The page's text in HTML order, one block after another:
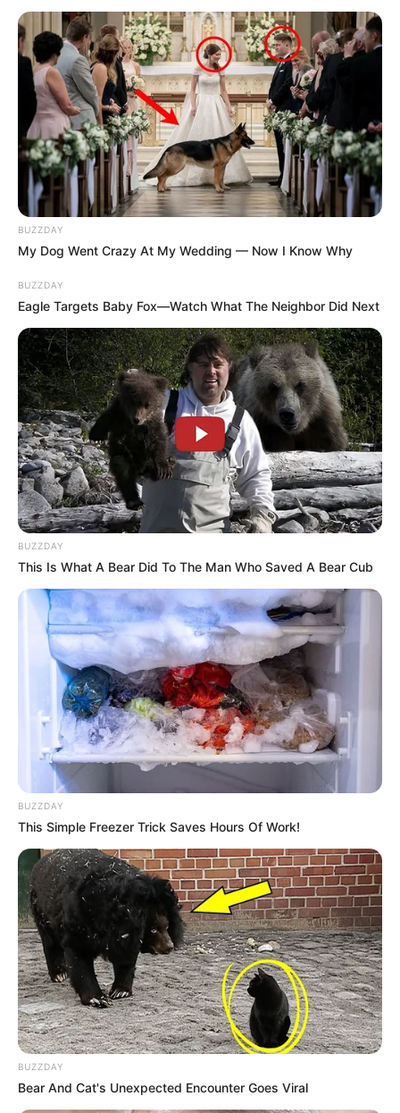
BUZZDAY
My Dog Went Crazy At My Wedding — Now I Know Why
BUZZDAY
Eagle Targets Baby Fox—Watch What The Neighbor Did Next
BUZZDAY
This Is What A Bear Did To The Man Who Saved A Bear Cub
BUZZDAY
This Simple Freezer Trick Saves Hours Of Work!
BUZZDAY
Bear And Cat's Unexpected Encounter Goes Viral